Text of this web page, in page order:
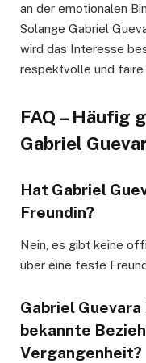
an der emotionalen
Solange Gabriel
wird das Interesse
respektvolle und faire
FAQ – Häufig
Gabriel
Hat Gabriel
Freundin?
Nein, es gibt keine
über eine feste
Gabriel
bekannte
Vergangenheit?